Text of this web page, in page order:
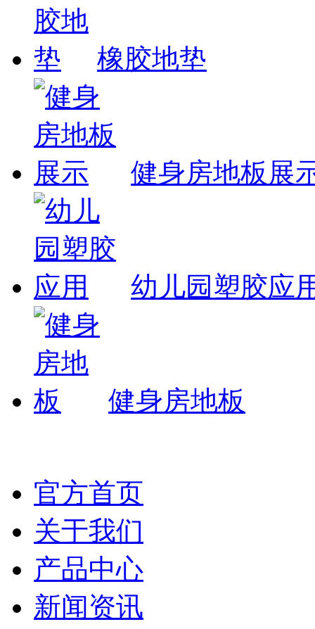
橡胶地垫
健身房地板展
幼儿园塑胶应
健身房地板
官方首页
关于我们
产品中心
新闻资讯